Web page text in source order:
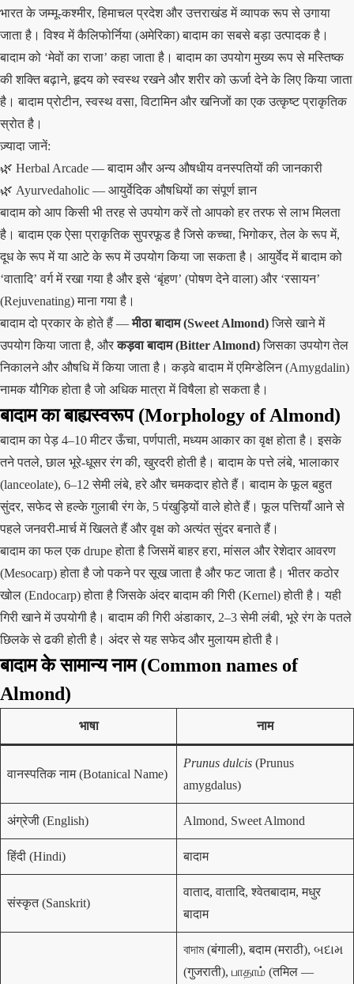
भारत के जम्मू-कश्मीर, हिमाचल प्रदेश और उत्तराखंड में व्यापक रूप से उगाया
जाता है। विश्व में कैलिफोर्निया (अमेरिका) बादाम का सबसे बड़ा उत्पादक है।
बादाम को ‘मेवों का राजा’ कहा जाता है। बादाम का उपयोग मुख्य रूप से मस्तिष्क
की शक्ति बढ़ाने, हृदय को स्वस्थ रखने और शरीर को ऊर्जा देने के लिए किया जाता
है। बादाम प्रोटीन, स्वस्थ वसा, विटामिन और खनिजों का एक उत्कृष्ट प्राकृतिक
स्रोत है।
ज़्यादा जानें:
🌿 Herbal Arcade — बादाम और अन्य औषधीय वनस्पतियों की जानकारी
🌿 Ayurvedaholic — आयुर्वेदिक औषधियों का संपूर्ण ज्ञान
बादाम को आप किसी भी तरह से उपयोग करें तो आपको हर तरफ से लाभ मिलता
है। बादाम एक ऐसा प्राकृतिक सुपरफूड है जिसे कच्चा, भिगोकर, तेल के रूप में,
दूध के रूप में या आटे के रूप में उपयोग किया जा सकता है। आयुर्वेद में बादाम को
‘वातादि’ वर्ग में रखा गया है और इसे ‘बृंहण’ (पोषण देने वाला) और ‘रसायन’
(Rejuvenating) माना गया है।
बादाम दो प्रकार के होते हैं —मीठा बादाम (Sweet Almond)जिसे खाने में
उपयोग किया जाता है, औरकड़वा बादाम (Bitter Almond)जिसका उपयोग तेल
निकालने और औषधि में किया जाता है। कड़वे बादाम में एमिग्डेलिन (Amygdalin)
नामक यौगिक होता है जो अधिक मात्रा में विषैला हो सकता है।
बादाम का बाह्यस्वरूप (Morphology of Almond)
बादाम का पेड़ 4–10 मीटर ऊँचा, पर्णपाती, मध्यम आकार का वृक्ष होता है। इसके
तने पतले, छाल भूरे-धूसर रंग की, खुरदरी होती है। बादाम के पत्ते लंबे, भालाकार
(lanceolate), 6–12 सेमी लंबे, हरे और चमकदार होते हैं। बादाम के फूल बहुत
सुंदर, सफेद से हल्के गुलाबी रंग के, 5 पंखुड़ियों वाले होते हैं। फूल पत्तियाँ आने से
पहले जनवरी-मार्च में खिलते हैं और वृक्ष को अत्यंत सुंदर बनाते हैं।
बादाम का फल एक drupe होता है जिसमें बाहर हरा, मांसल और रेशेदार आवरण
(Mesocarp) होता है जो पकने पर सूख जाता है और फट जाता है। भीतर कठोर
खोल (Endocarp) होता है जिसके अंदर बादाम की गिरी (Kernel) होती है। यही
गिरी खाने में उपयोगी है। बादाम की गिरी अंडाकार, 2–3 सेमी लंबी, भूरे रंग के पतले
छिलके से ढकी होती है। अंदर से यह सफेद और मुलायम होती है।
बादाम के सामान्य नाम (Common names of
Almond)
भाषा नाम
वानस्पतिक नाम (Botanical Name)
Prunus dulcis (Prunus
amygdalus)
अंग्रेजी (English) Almond, Sweet Almond
हिंदी (Hindi) बादाम
संस्कृत (Sanskrit)
वाताद, वातादि, श्वेतबादाम, मधुर
बादाम
বাদাম (बंगाली), बदाम (मराठी), બદામ
(गुजराती), பாதாம் (तमिल —